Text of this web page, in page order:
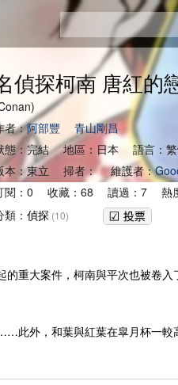
偵探柯南 唐紅的
者：阿部豐
青山剛昌
態：完結 地區：日本 語言：
本：東立 掃者： 維護者：
閱：0 收藏：68 讀過：7 熱
類： 偵探 (10)
的重大案件，柯南與平次也被卷
此外，和葉與紅葉在皐月杯一較